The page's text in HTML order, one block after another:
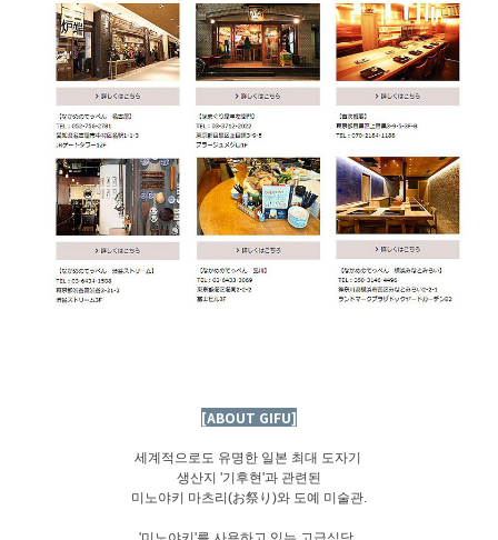
[ABOUT GIFU]
세계적으로도 유명한 일본 최대 도자기
생산지 '기후현'과 관련된
미노야키 마츠리(お祭り)와 도예 미술관.